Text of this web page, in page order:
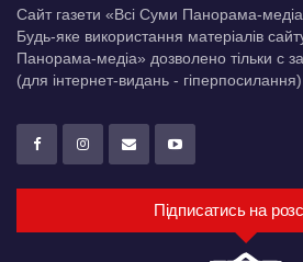
Сайт газети «Всі Суми Панорама-
Будь-яке використання матеріалів
Панорама-медіа» дозволено тільки c
(для інтернет-видань -
Підписатись на